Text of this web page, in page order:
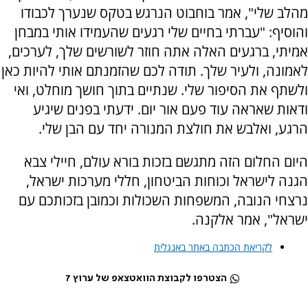
מהלב שלי", אמר בוחבוט הנרגש בטקס שנערך לכבודו
והוסיף: "עברתי בחיים שלי רגעים שהעמידו אותי במבחן
אמיתי, ברגעים האלה אתה חוזר לשורשים שלך, לערכים,
לאמונה, ולעיר שלך. תודה לכם שהזמנתם אותי להיות כאן
ולשתף את הסיפור שלי. שנתיים בתוך חושך מוחלט, ואי
ודאות שאראה עוד פעם אור יום. ידעתי בפנים שיגיע
הרגע, ואלבש את חולצת המנורה יחד עם הבן שלי.
היום החלום הזה מתגשם בזכות בורא עולם, חיילי צבא
הגנה לישראל וכוחות הביטחון, חללי מערכות ישראל,
נרצחי הנובה, המשפחות השכולות וכמובן בזכותכם עם
ישראל", אמר אלקנה.
לקריאת הכתבה באתר באנגלית
הצטרפו לקבוצת הוואטצאפ של ערוץ 7